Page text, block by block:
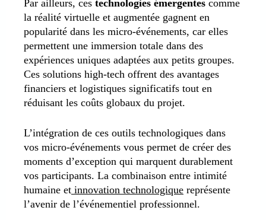
Par ailleurs, ces technologies émergentes comme
la réalité virtuelle et augmentée gagnent en
popularité dans les micro-événements, car elles
permettent une immersion totale dans des
expériences uniques adaptées aux petits groupes.
Ces solutions high-tech offrent des avantages
financiers et logistiques significatifs tout en
réduisant les coûts globaux du projet.
L’intégration de ces outils technologiques dans
vos micro-événements vous permet de créer des
moments d’exception qui marquent durablement
vos participants. La combinaison entre intimité
humaine et innovation technologique représente
l’avenir de l’événementiel professionnel.